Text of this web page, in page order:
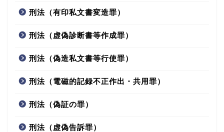
刑法（有印私文書変造罪）
刑法（虚偽診断書等作成罪）
刑法（偽造私文書等行使罪）
刑法（電磁的記録不正作出・共用罪）
刑法（偽証の罪）
刑法（虚偽告訴罪）